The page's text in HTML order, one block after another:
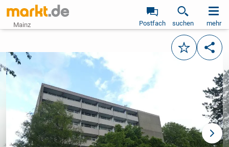
Mainz Postfach suchen mehr
Merken
vorheriges Bild